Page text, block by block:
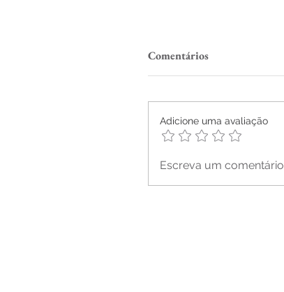
Comentários
Adicione uma avaliação
Escreva um comentário